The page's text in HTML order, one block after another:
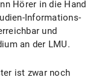
Hörer in die Hand
Informations-
und
an der LMU.
ist zwar noch